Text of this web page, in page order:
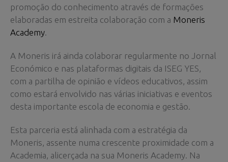
promoção do conhecimento através de formações
elaboradas em estreita colaboração com a Moneris
Academy.
A Moneris irá ainda colaborar regularmente no Jornal
Económico e nas plataformas digitais da ISEG YES,
com a partilha de opinião e vídeos educativos, assim
como estará envolvido nas várias iniciativas e eventos
desta importante escola de economia e gestão.
Esta parceria está alinhada com a estratégia da
Moneris, assente numa crescente proximidade com a
Academia, alicerçada na sua Moneris Academy. Na